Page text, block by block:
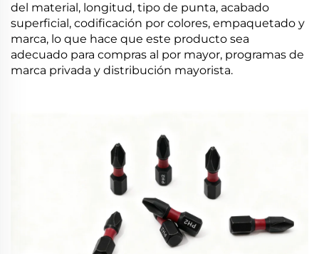
del material, longitud, tipo de punta, acabado
superficial, codificación por colores, empaquetado y
marca, lo que hace que este producto sea
adecuado para compras al por mayor, programas de
marca privada y distribución mayorista.